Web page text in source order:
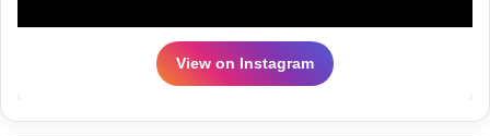
View on Instagram